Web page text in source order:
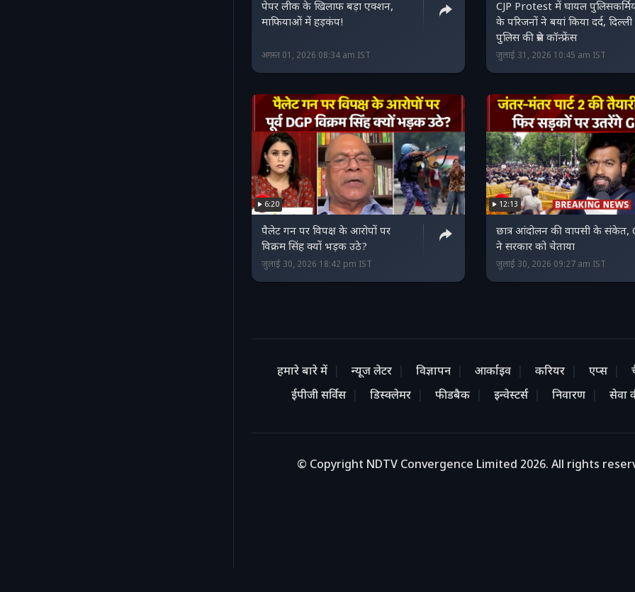
पेपर लीक के खिलाफ बड़ा एक्शन,
माफियाओं में हड़कंप!
अगस्त 01, 2026 08:34 am IST
CJP Protest में घायल
के परिजनों ने बयां किया दर्द, दिल्ली
पुलिस की प्रेस कॉन्फ्रेंस
जुलाई 31, 2026 10:45 am IST
6:20
पैलेट गन पर विपक्ष के आरोपों पर
विक्रम सिंह क्यों भड़क उठे?
जुलाई 30, 2026 18:42 pm IST
12:13
छात्र आंदोलन की वापसी के संकेत,
ने सरकार को चेताया
जुलाई 30, 2026 09:27 am IST
हमारे बारे में न्यूज लेटर विज्ञापन आर्काइव करियर एप्स
ईपीजी सर्विस
डिस्क्लेमर फीडबैक इन्वेस्टर्स निवारण सेवा
© Copyright NDTV Convergence Limited 2026. All rights